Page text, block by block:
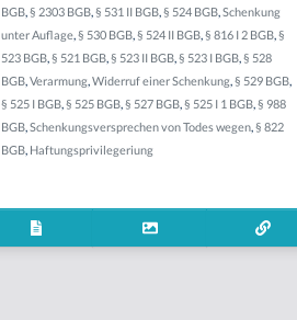
BGB,§ 2303 BGB,§ 531 II BGB,§ 524 BGB,Schenkung
unter Auflage,§ 530 BGB,§ 524 II BGB,§ 816 I 2 BGB,§
523 BGB,§ 521 BGB,§ 523 II BGB,§ 523 I BGB,§ 528
BGB,Verarmung,Widerruf einer Schenkung,§ 529 BGB,
§ 525 I BGB,§ 525 BGB,§ 527 BGB,§ 525 I 1 BGB,§ 988
BGB,Schenkungsversprechen von Todes wegen,§ 822
BGB, Haftungsprivilegeriung